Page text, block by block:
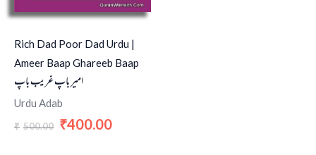
Rich Dad Poor Dad Urdu |
Ameer Baap Ghareeb Baap
امیر باپ غریب باپ
Urdu Adab
₹ 500.00 ₹400.00